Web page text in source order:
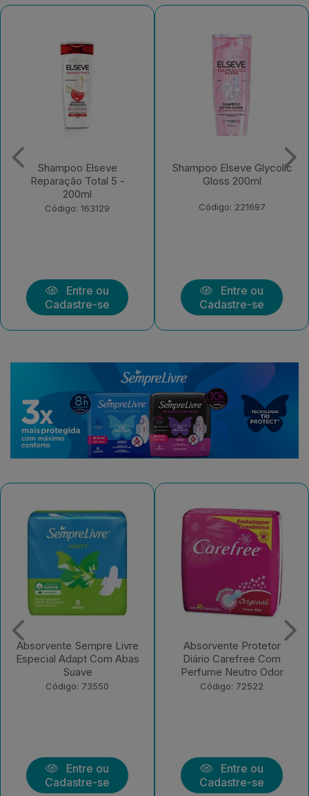
Shampoo Elseve Glycolic
Gloss 200ml
Código: 221697
Entre ou
Cadastre-se
Creme para Pentear
Elseve Colágeno Lifter
Código: 235526
Entre ou
Cadastre-se
Absorvente Protetor
Diário Carefree Com
Perfume Neutro Odor
Código: 72522
Entre ou
Cadastre-se
Absorvente Sempre Livre
Adapt Plus Suave Com
Abas 32 UN
Código: 221582
Entre ou
Cadastre-se